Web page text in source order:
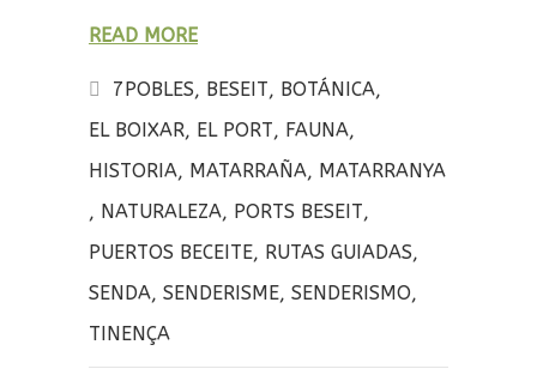
ce
b
o
o
k
it
te
r
p
a
rt
ir
READ MORE
7POBLES, BESEIT, BOTÁNICA,
EL BOIXAR, EL PORT, FAUNA,
HISTORIA, MATARRAÑA, MATARRANYA
, NATURALEZA, PORTS BESEIT,
PUERTOS BECEITE, RUTAS GUIADAS,
SENDA, SENDERISME, SENDERISMO,
TINENÇA